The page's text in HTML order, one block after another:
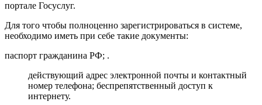
портале Госуслуг.
Для того чтобы полноценно зарегистрироваться в системе,
необходимо иметь при себе такие документы:
паспорт гражданина РФ; .
действующий адрес электронной почты и контактный
номер телефона; беспрепятственный доступ к
интернету.